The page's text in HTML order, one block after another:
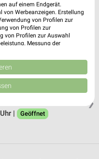
| Geöffnet
❯
2b
|
Geöffnet
auf einem Endgerät.
von Werbeanzeigen. Erstellung
von Profilen zur
von Profilen zur
von Profilen zur Auswahl
Messung der
Quellen. Entwicklung und
Daten zur Auswahl
weitergegeben und in die